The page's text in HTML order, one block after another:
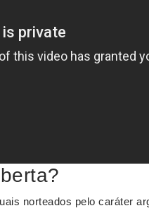
norteados pelo caráter